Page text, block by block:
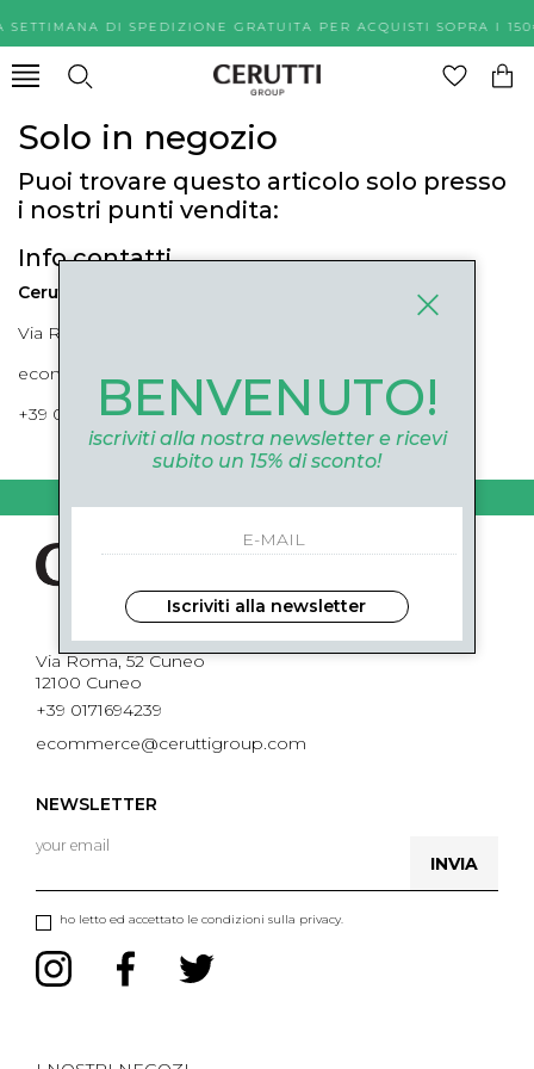
SETTIMANA DI SPEDIZIONE GRATUITA PER ACQUISTI
Solo in negozio
Puoi trovare questo articolo solo presso
i nostri punti vendita:
Info contatti
Cerutti Boutique
Via Roma, 52 Cuneo 12100 Cuneo
ecommerce@ceruttigroup.com
+39 0171694239
Via Roma, 52 Cuneo
12100 Cuneo
+39 0171694239
ecommerce@ceruttigroup.com
NEWSLETTER
ho letto ed accettato le condizioni sulla privacy.
INVIA
BENVENUTO!
iscriviti alla nostra newsletter e ricevi
subito un 15% di sconto!
Iscriviti alla newsletter